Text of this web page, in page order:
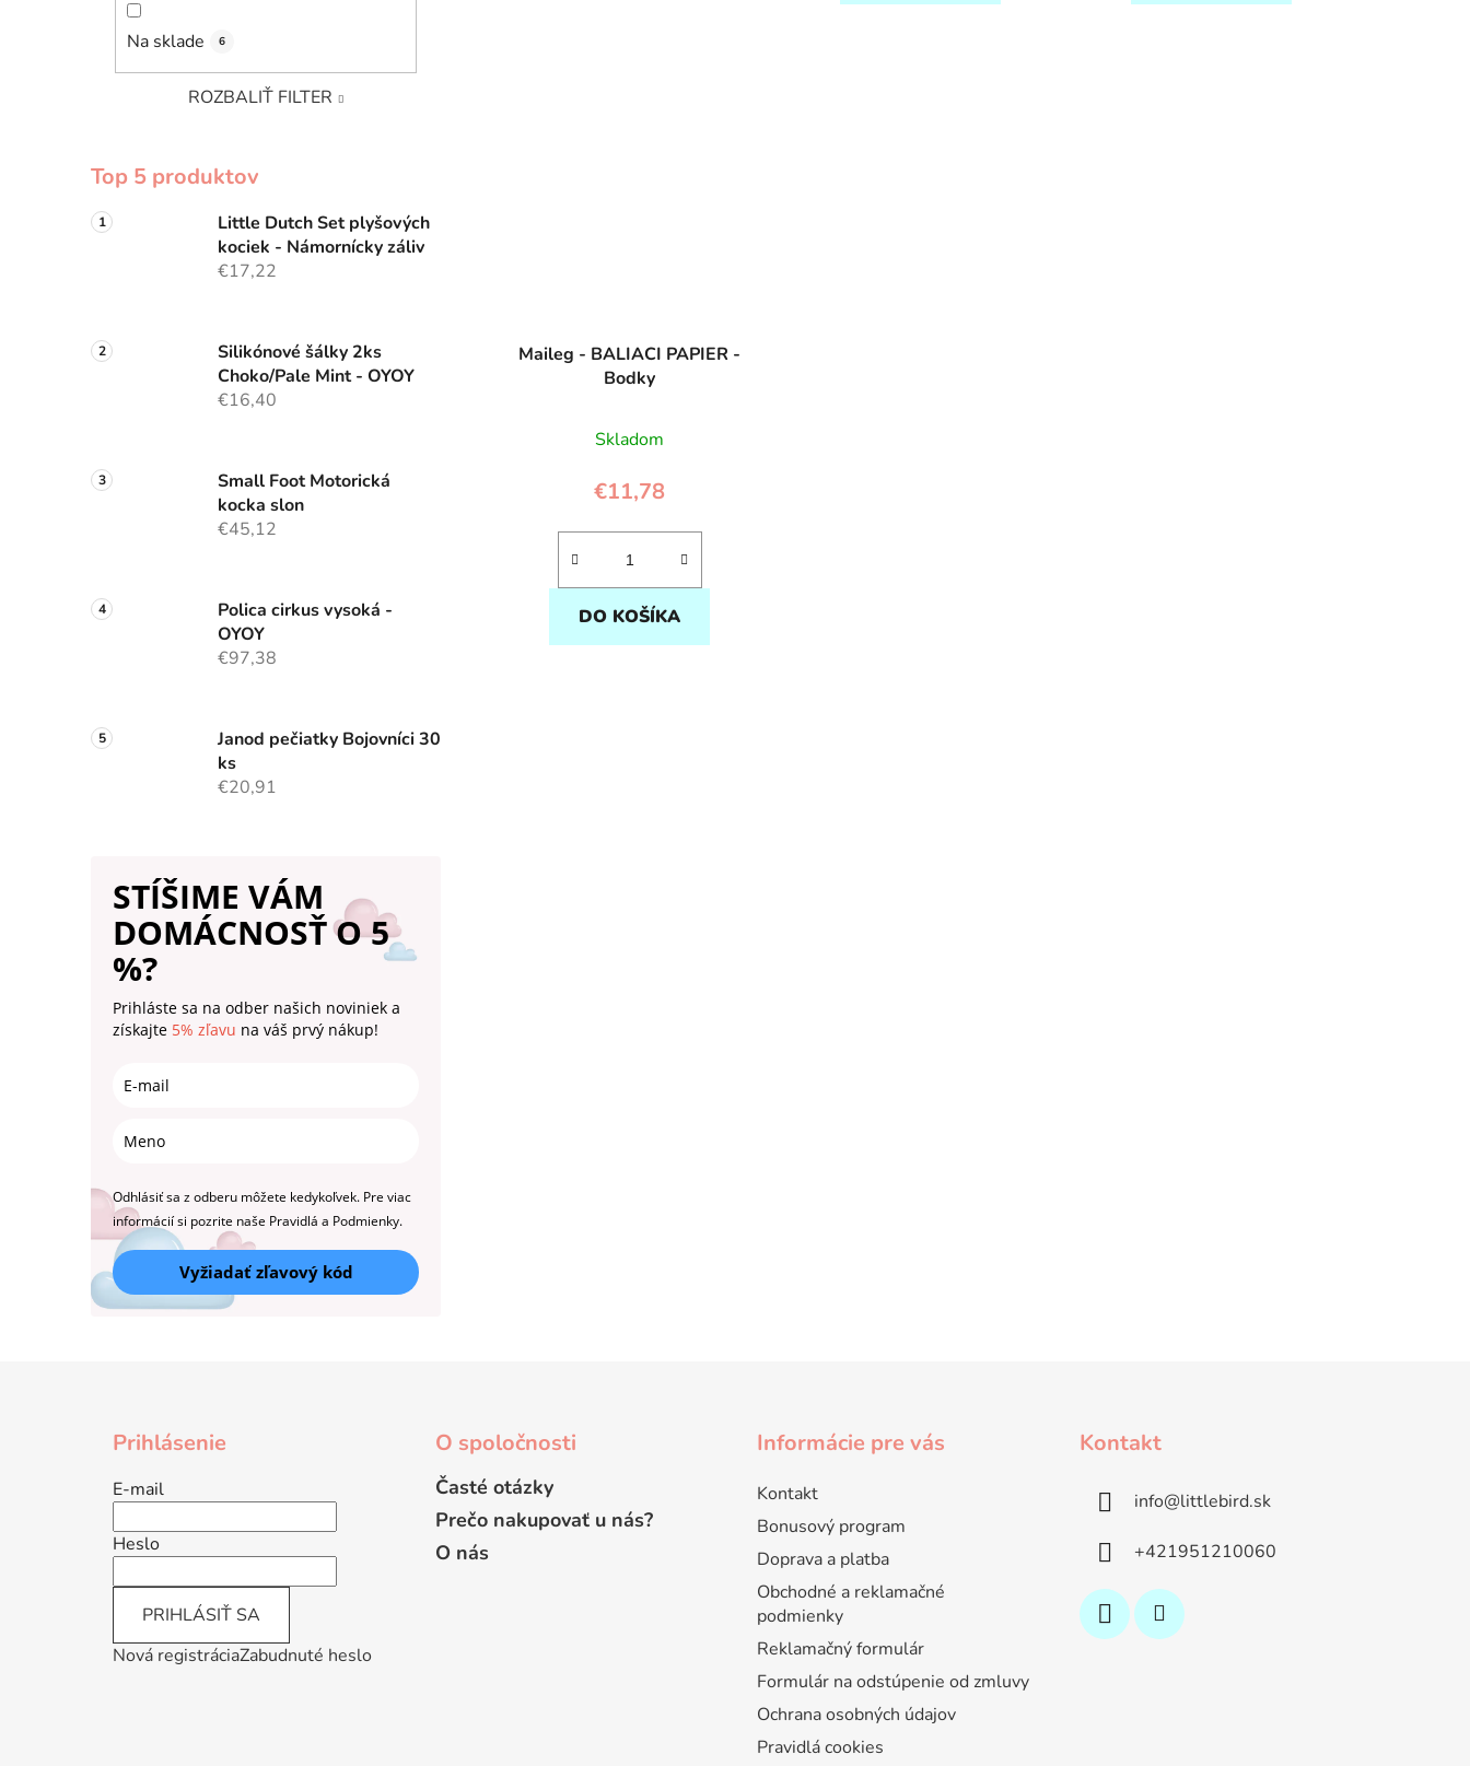
Na sklade 6
ROZBALIŤ FILTER
Top 5 produktov
Little Dutch Set plyšových
kociek - Námornícky záliv
€17,22
Silikónové šálky 2ks
Choko/Pale Mint - OYOY
€16,40
Small Foot Motorická
kocka slon
€45,12
Polica cirkus vysoká -
OYOY
€97,38
Janod pečiatky Bojovníci 30
ks
€20,91
STÍŠIME VÁM
DOMÁCNOSŤ O 5
%?
Prihláste sa na odber našich noviniek a
získajte 5% zľavu na váš prvý nákup!
Odhlásiť sa z odberu môžete kedykoľvek. Pre viac
informácií si pozrite naše Pravidlá a Podmienky.
Vyžiadať zľavový kód
Maileg - BALIACI PAPIER -
Bodky
Skladom
€11,78
DO KOŠÍKA
Prihlásenie
E-mail
Heslo
PRIHLÁSIŤ SA
Nová registráciaZabudnuté heslo
O spoločnosti
Časté otázky
Prečo nakupovať u nás?
O nás
Informácie pre vás
Kontakt
Bonusový program
Doprava a platba
Obchodné a reklamačné
podmienky
Reklamačný formulár
Formulár na odstúpenie od zmluvy
Ochrana osobných údajov
Pravidlá cookies
Kontakt
info@littlebird.sk
+421951210060